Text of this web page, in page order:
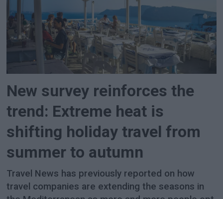
New survey reinforces the
trend: Extreme heat is
shifting holiday travel from
summer to autumn
Travel News has previously reported on how
travel companies are extending the seasons in